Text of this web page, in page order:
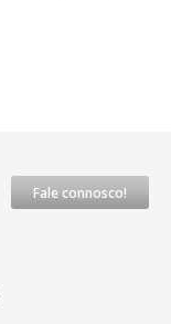
Fale connosco!